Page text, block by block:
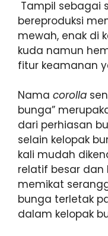
Tampil sebagai
bereproduksi
mewah, enak di
kuda namun
fitur keamanan
Nama corolla
bunga”
dari perhiasan
selain kelopak
kali mudah
relatif besar dan
memikat
bunga terletak
dalam kelopak